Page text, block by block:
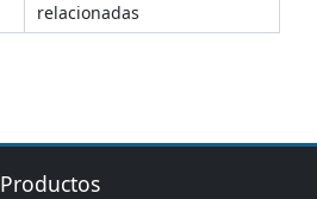
relacionadas
Productos